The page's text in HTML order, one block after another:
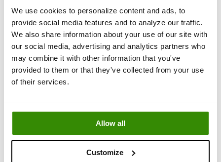
We use cookies to personalize content and ads, to
provide social media features and to analyze our traffic.
We also share information about your use of our site with
our social media, advertising and analytics partners who
may combine it with other information that you've
provided to them or that they've collected from your use
of their services.
Allow all
Customize
Udbyder: Facebook (Meta)
Formål: Leverer reklameprodukter, registrerer kilde-URL
og registrerer trackingfejl. Navne: _fbp,
lastExternalReferrer (Local Storage),
lastExternalReferrerTime (Local Storage), log/error
Udbyder: Microsoft Advertising / Bing
Formål: Sporer besøgende på tværs af websites til
reklamemåling og targeting via Microsoft Advertising og
Bing. Navne: ANONCHK, MR, MUID, SM, SRM_B. Udløb: